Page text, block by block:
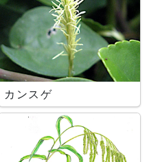
カンスゲ